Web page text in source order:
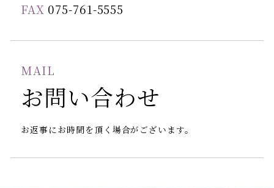
FAX 075-761-5555
MAIL
お問い合わせ
お返事にお時間を頂く場合がございます。